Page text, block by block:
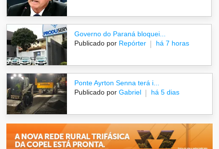
Governo do Paraná bloquei...
Publicado por Repórter há 7 horas
Ponte Ayrton Senna terá i...
Publicado por Gabriel há 5 dias